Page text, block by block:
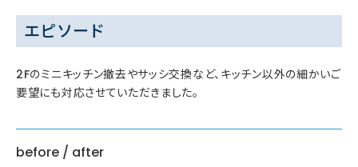
エピソード
2Fのミニキッチン撤去やサッシ交換など、キッチン以外の細かいご
要望にも対応させていただきました。
before / after